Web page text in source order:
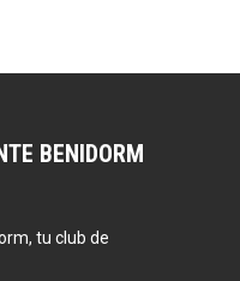
BENIDORM
tu club de